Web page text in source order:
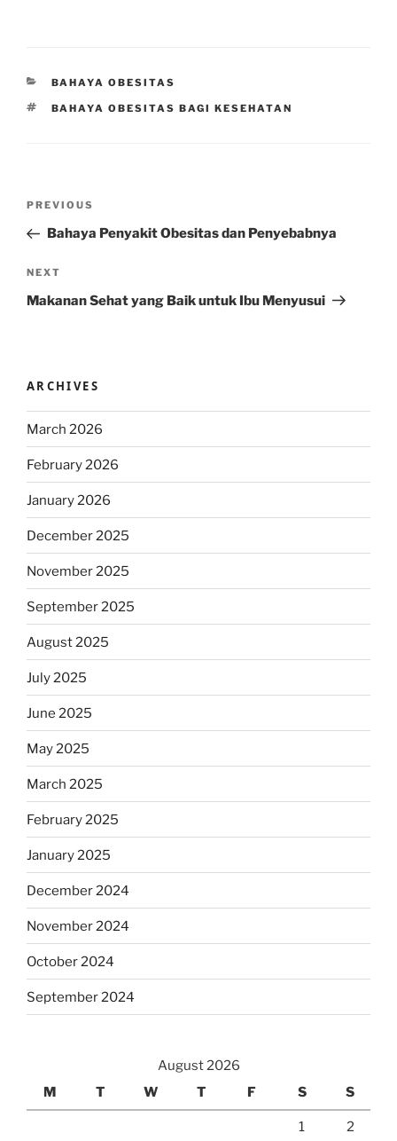
CATEGORIES
BAHAYA OBESITAS
TAGS
BAHAYA OBESITAS BAGI KESEHATAN
Previous
Post
PREVIOUS
Bahaya Penyakit Obesitas dan Penyebabnya
Next
Post
NEXT
Makanan Sehat yang Baik untuk Ibu Menyusui
ARCHIVES
March 2026
February 2026
January 2026
December 2025
November 2025
September 2025
August 2025
July 2025
June 2025
May 2025
March 2025
February 2025
January 2025
December 2024
November 2024
October 2024
September 2024
August 2026
M
T W T F S S
1 2